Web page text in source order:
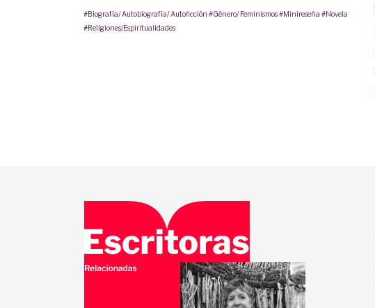
#Biografía/ Autobiografía/ Autoficción #Género/ Feminismos#Minireseña #Novela
#Religiones/Espiritualidades